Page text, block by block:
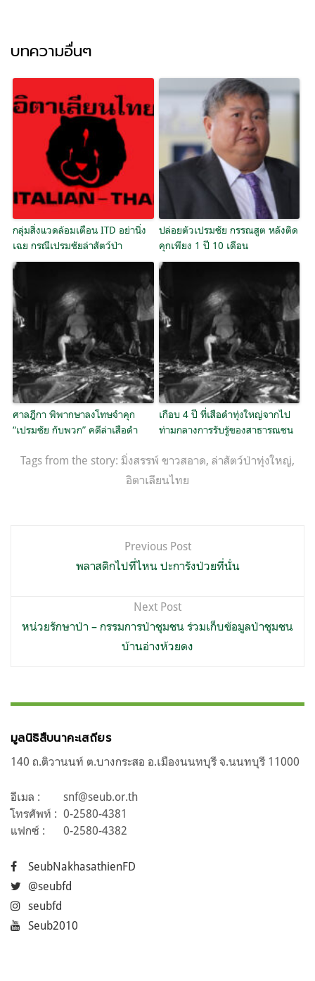
บทความอื่นๆ
กลุ่มสิ่งแวดล้อมเตือน ITD อย่านิ่ง
เฉย กรณีเปรมชัยล่าสัตว์ป่า
ปล่อยตัวเปรมชัย กรรณสูต หลังติด
คุกเพียง 1 ปี 10 เดือน
ศาลฎีกา พิพากษาลงโทษจำคุก
“เปรมชัย กับพวก” คดีล่าเสือดำ
เกือบ 4 ปี ที่เสือดำทุ่งใหญ่จากไป
ท่ามกลางการรับรู้ของสาธารณชน
Tags from the story: มิ่งสรรพ์ ขาวสอาด, ล่าสัตว์ป่าทุ่งใหญ่,
อิตาเลียนไทย
Previous Post
พลาสติกไปที่ไหน ปะการังป่วยที่นั่น
Next Post
หน่วยรักษาป่า – กรรมการป่าชุมชน ร่วมเก็บข้อมูลป่าชุมชน
บ้านอ่างห้วยดง
มูลนิธิสืบนาคะเสถียร
140 ถ.ติวานนท์ ต.บางกระสอ อ.เมืองนนทบุรี จ.นนทบุรี 11000
อีเมล :
snf@seub.or.th
โทรศัพท์ : 0-2580-4381
แฟกซ์ :
0-2580-4382
SeubNakhasathienFD
@seubfd
seubfd
Seub2010